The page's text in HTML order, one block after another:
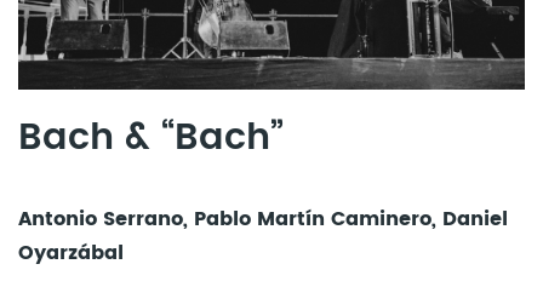
Bach & “Bach”
Antonio Serrano, Pablo Martín Caminero, Daniel
Oyarzábal